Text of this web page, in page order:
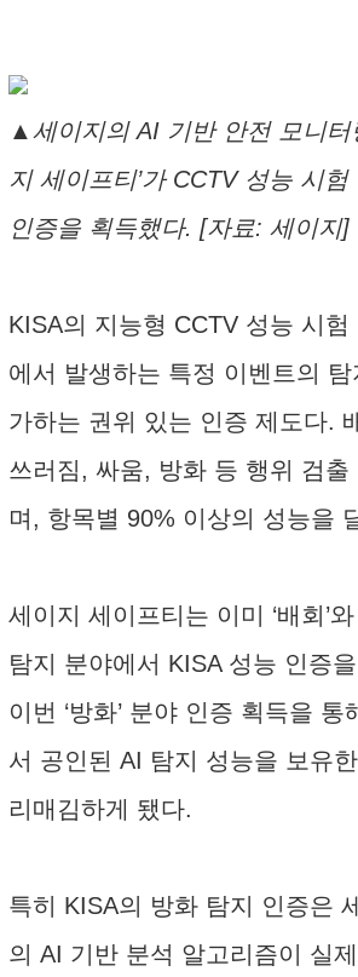
▲세이지의 AI 기반 안전 모니터
지 세이프티’가 CCTV 성능 시험
인증을 획득했다. [자료: 세이지]
KISA의 지능형 CCTV 성능 시험
에서 발생하는 특정 이벤트의 탐
가하는 권위 있는 인증 제도다.
쓰러짐, 싸움, 방화 등 행위 검출
며, 항목별 90% 이상의 성능을
세이지 세이프티는 이미 ‘배회’와
탐지 분야에서 KISA 성능 인증
이번 ‘방화’ 분야 인증 획득을 통
서 공인된 AI 탐지 성능을 보유
리매김하게 됐다.
특히 KISA의 방화 탐지 인증은
의 AI 기반 분석 알고리즘이 실